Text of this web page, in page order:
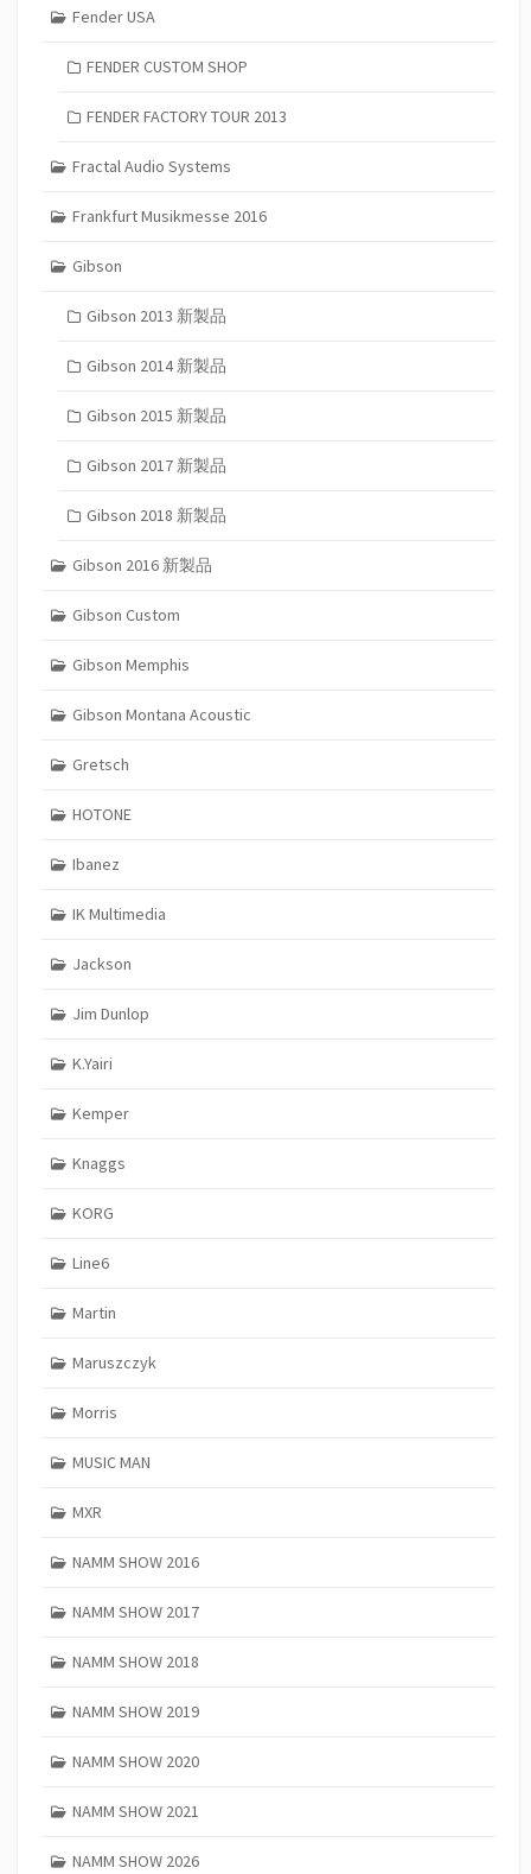
Fender USA
FENDER CUSTOM SHOP
FENDER FACTORY TOUR 2013
Fractal Audio Systems
Frankfurt Musikmesse 2016
Gibson
Gibson 2013 新製品
Gibson 2014 新製品
Gibson 2015 新製品
Gibson 2017 新製品
Gibson 2018 新製品
Gibson 2016 新製品
Gibson Custom
Gibson Memphis
Gibson Montana Acoustic
Gretsch
HOTONE
Ibanez
IK Multimedia
Jackson
Jim Dunlop
K.Yairi
Kemper
Knaggs
KORG
Line6
Martin
Maruszczyk
Morris
MUSIC MAN
MXR
NAMM SHOW 2016
NAMM SHOW 2017
NAMM SHOW 2018
NAMM SHOW 2019
NAMM SHOW 2020
NAMM SHOW 2021
NAMM SHOW 2026